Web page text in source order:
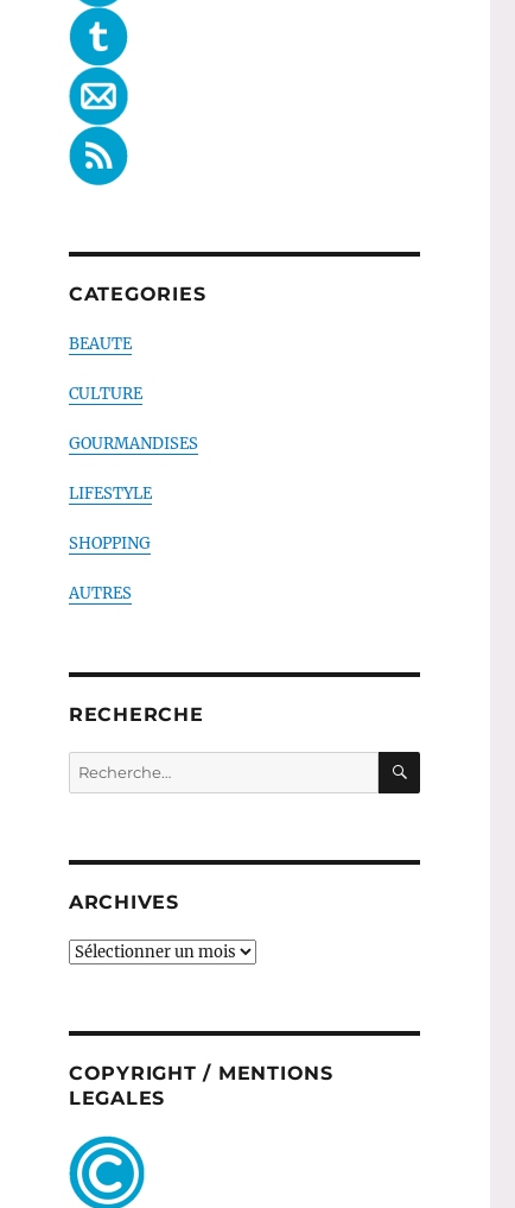
CATEGORIES
BEAUTE
CULTURE
GOURMANDISES
LIFESTYLE
SHOPPING
AUTRES
RECHERCHE
Recherche
pour :
ARCHIVES
ARCHIVES
COPYRIGHT / MENTIONS
LEGALES